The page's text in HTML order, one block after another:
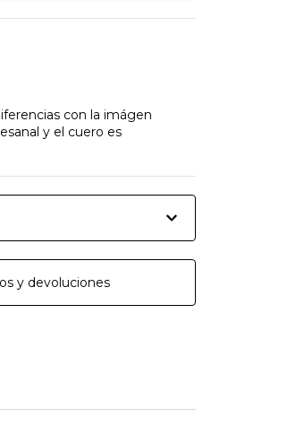
con la imágen
y el cuero es
y devoluciones